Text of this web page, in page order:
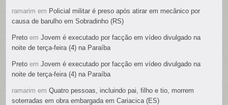
ramarim em Policial militar é preso após atirar em mecânico por
causa de barulho em Sobradinho (RS)
Preto emJovem é executado por facção em vídeo divulgado na
noite de terça-feira (4) na Paraíba
Preto emJovem é executado por facção em vídeo divulgado na
noite de terça-feira (4) na Paraíba
ramarim emQuatro pessoas, incluindo pai, filho e tio, morrem
soterradas em obra embargada em Cariacica (ES)